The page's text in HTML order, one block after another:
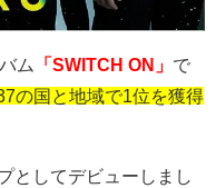
ム 「SWITCH ON」 で
の国と地域で1位を獲得
としてデビューしまし